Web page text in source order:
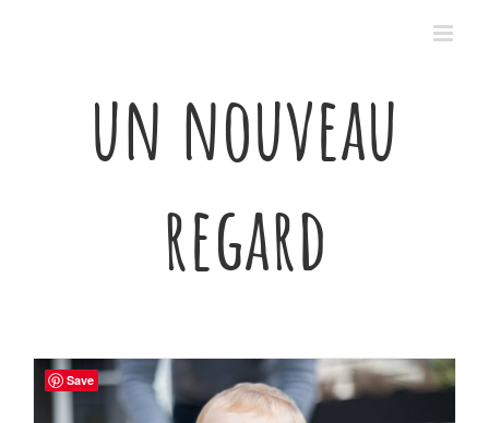
un nouveau
regard
Save